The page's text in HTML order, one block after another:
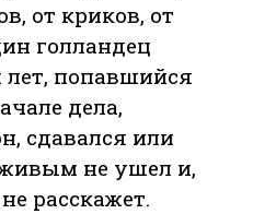
от криков, от
голландец
попавшийся
дела,
сдавался или
живым не ушел и,
расскажет.